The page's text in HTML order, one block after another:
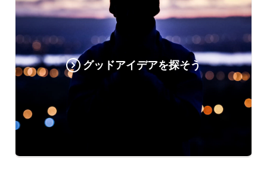
グッドアイデアを探そう